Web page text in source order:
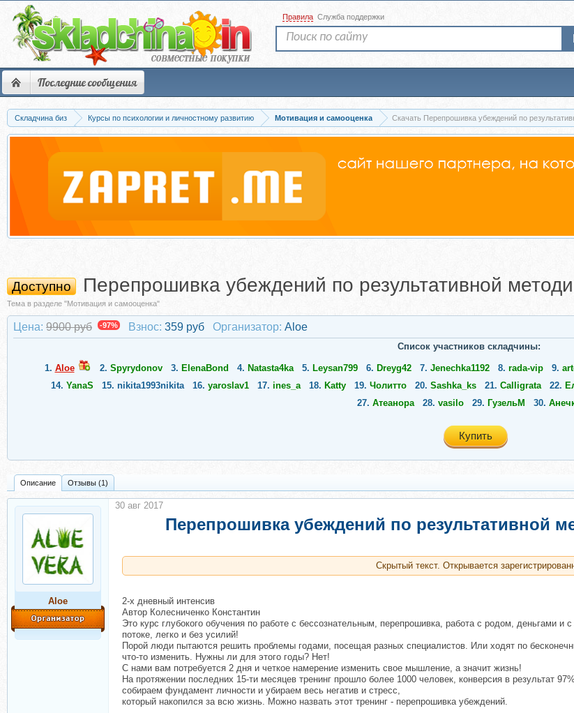
Последние сообщения
Правила Служба поддержки
Складчина биз Курсы по психологии и личностному развитию Мотивация и самооценка Скачать Перепрошивка убеждений по
Доступно Перепрошивка убеждений по результативной
Тема в разделе "Мотивация и самооценка"
Цена: 9900 руб -97% Взнос: 359 руб Организатор: Aloe
Список участников складчины:
1. Aloe 2. Spyrydonov 3. ElenaBond 4. Natasta4ka 5. Leysan799 6. Dreyg42 7. Jenechka1192 8. rada-vip 9.
14. YanaS 15. nikita1993nikita 16. yaroslav1 17. ines_a 18. Katty 19. Чолитто 20. Sashka_ks 21. Calligrata 22.
27. Атеанора 28. vasilo 29. ГузельМ 30.
Купить
Описание Отзывы (1)
Aloe
Перепрошивка убеждений по результативной
Скрытый текст. Открывается
2-х дневный интенсив
Автор Колесниченко Константин
Это курс глубокого обучения по работе с бессознательным, перепрошивка, работа с родом, деньгами
потоке, легко и без усилий!
Порой люди пытаются решить проблемы годами, посещая разных специалистов. Или ходят по
что-то изменить. Нужны ли для этого годы? Нет!
С нами вам потребуется 2 дня и четкое намерение изменить свое мышление, а значит жизнь!
На протяжении последних 15-ти месяцев тренинг прошло более 1000 человек, конверсия в результат
собираем фундамент личности и убираем весь негатив и стресс,
который накопился за всю жизнь. Можно назвать этот тренинг - перепрошивка убеждений.
30 авг 2017